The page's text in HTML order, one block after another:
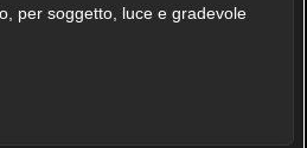
per soggetto, luce e gradevole